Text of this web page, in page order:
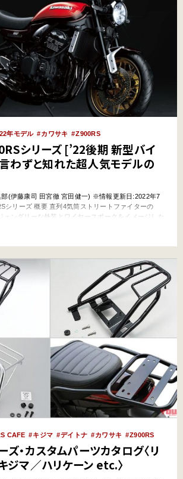
年モデル カワサキ Z900RS
シリーズ [’22後期 新型バイ
わずと知れた超人気モデルの
(伊藤康司 田宮徹 宮田健一) ※情報更新日:2022年7
シリーズ 概要 直列4気筒ストリートファイターの
ェンダリーな外装とワイヤースポークをイメージした
までに往年のZ1／Z2イメージを再現した
超人気モ…
CAFE キジマ デイトナ カワサキ Z900RS
・カスタムパーツカタログ〈リ
ジマ／ハリケーン etc.〉